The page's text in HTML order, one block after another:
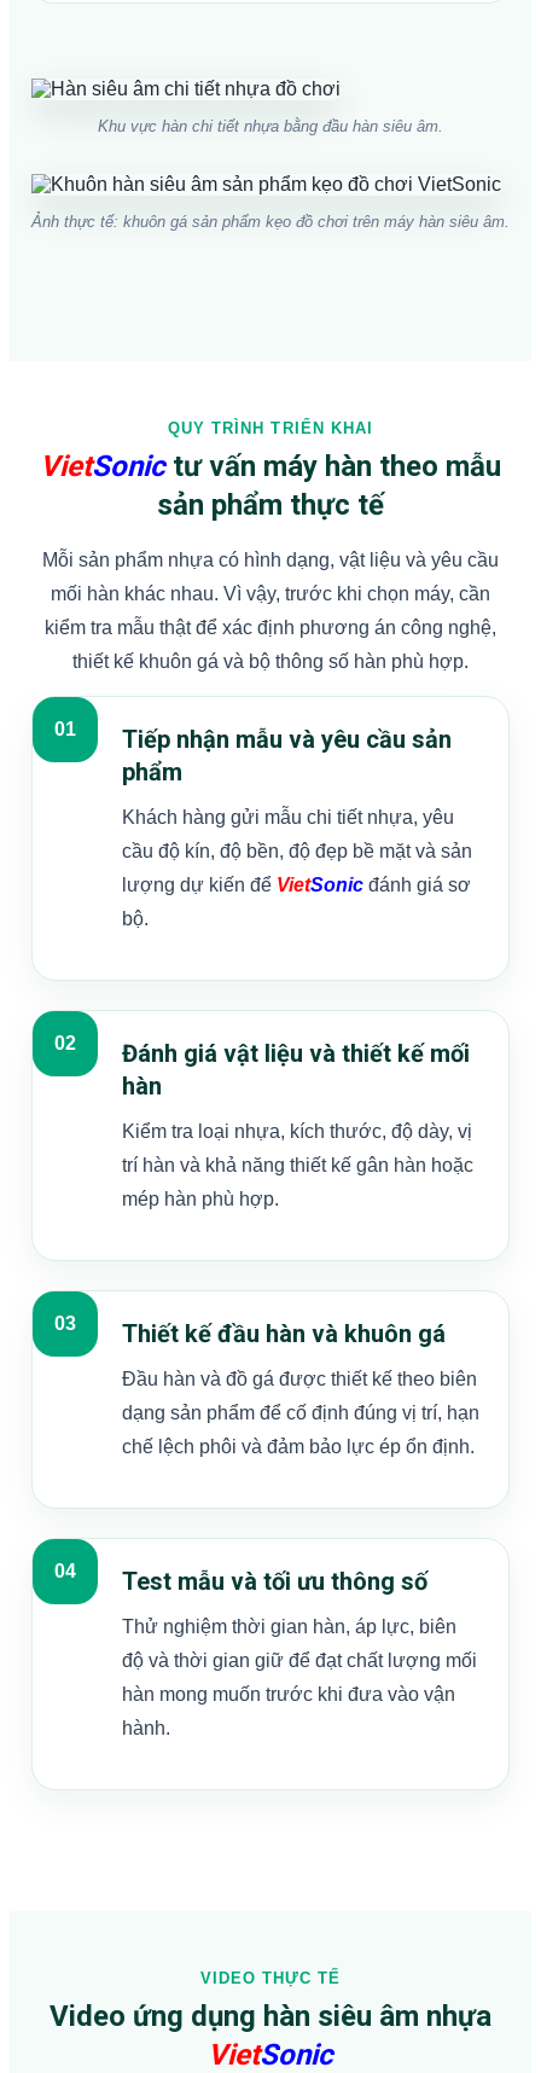
Khu vực hàn chi tiết nhựa bằng đầu hàn siêu âm.
Ảnh thực tế: khuôn gá sản phẩm kẹo đồ chơi trên máy hàn siêu âm.
QUY TRÌNH TRIỂN KHAI
VietSonictư vấn máy hàn theo mẫu
sản phẩm thực tế
Mỗi sản phẩm nhựa có hình dạng, vật liệu và yêu cầu
mối hàn khác nhau. Vì vậy, trước khi chọn máy, cần
kiểm tra mẫu thật để xác định phương án công nghệ,
thiết kế khuôn gá và bộ thông số hàn phù hợp.
Tiếp nhận mẫu và yêu cầu sản
phẩm
Khách hàng gửi mẫu chi tiết nhựa, yêu
cầu độ kín, độ bền, độ đẹp bề mặt và sản
lượng dự kiến để VietSonic đánh giá sơ
bộ.
Đánh giá vật liệu và thiết kế mối
hàn
Kiểm tra loại nhựa, kích thước, độ dày, vị
trí hàn và khả năng thiết kế gân hàn hoặc
mép hàn phù hợp.
Thiết kế đầu hàn và khuôn gá
Đầu hàn và đồ gá được thiết kế theo biên
dạng sản phẩm để cố định đúng vị trí, hạn
chế lệch phôi và đảm bảo lực ép ổn định.
Test mẫu và tối ưu thông số
Thử nghiệm thời gian hàn, áp lực, biên
độ và thời gian giữ để đạt chất lượng mối
hàn mong muốn trước khi đưa vào vận
hành.
VIDEO THỰC TẾ
Video ứng dụng hàn siêu âm nhựa
VietSonic